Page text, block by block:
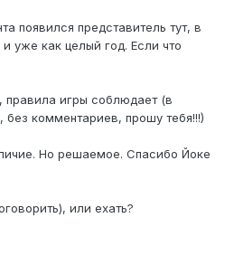
появился представитель тут, в
уже как целый год. Если что
правила игры соблюдает (в
комментариев, прошу тебя!!!)
Но решаемое. Спасибо Йоке
или ехать?